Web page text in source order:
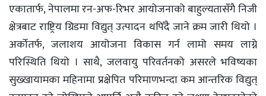
एकातार्फ, नेपालमा रन-अफ-रिभर आयोजनाको बाहुल्यतासँगै निजी
क्षेत्रबाट राष्ट्रिय ग्रिडमा विद्युत् उत्पादन थपिँदै जाने क्रम जारी थियो ।
अर्कोतर्फ, जलाशय आयोजना विकास गर्न लामो समय लाग्ने
परिस्थिति थियो । साथै, जलवायु परिवर्तनको असरले भविष्यका
सुख्खायामका महिनामा प्रक्षेपित परिमाणभन्दा कम आन्तरिक विद्युत्